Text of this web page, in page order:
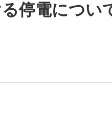
停電につい